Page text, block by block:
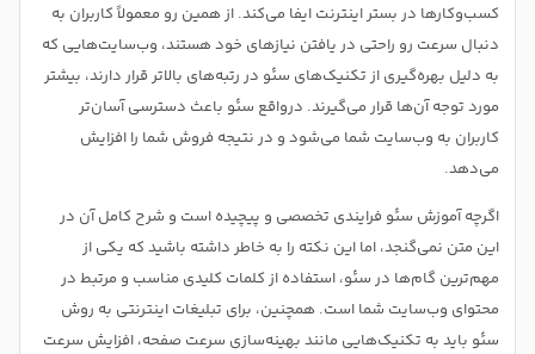
کسب‌وکارها در بستر اینترنت ایفا می‌کند. از همین رو معمولاً کاربران به
دنبال سرعت رو راحتی در یافتن نیازهای خود هستند، وب‌سایت‌هایی که
به دلیل بهره‌گیری از تکنیک‌های سئو در رتبه‌های بالاتر قرار دارند، بیشتر
مورد توجه آن‌ها قرار می‌گیرند. درواقع سئو باعث دسترسی آسان‌تر
کاربران به وب‌سایت شما می‌شود و در نتیجه فروش شما را افزایش
می‌دهد.
اگرچه آموزش سئو فرایندی تخصصی و پیچیده است و شرح کامل آن در
این متن نمی‌گنجد، اما این نکته را به خاطر داشته باشید که یکی از
مهم‌ترین گام‌ها در سئو، استفاده از کلمات کلیدی مناسب و مرتبط در
محتوای وب‌سایت شما است. همچنین، برای تبلیغات اینترنتی به روش
سئو باید به تکنیک‌هایی مانند بهینه‌سازی سرعت صفحه، افزایش سرعت